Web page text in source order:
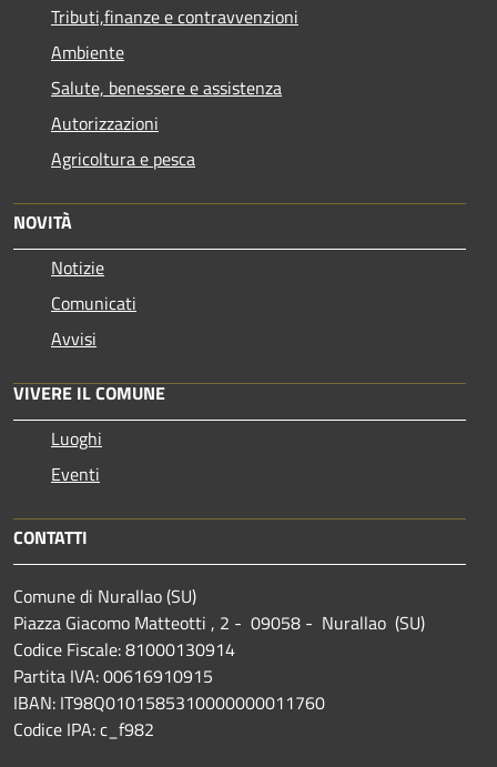
Tributi,finanze e contravvenzioni
Ambiente
Salute, benessere e assistenza
Autorizzazioni
Agricoltura e pesca
NOVITÀ
Notizie
Comunicati
Avvisi
VIVERE IL COMUNE
Luoghi
Eventi
CONTATTI
Comune di Nurallao (SU)
Piazza Giacomo Matteotti , 2 - 09058 - Nurallao (SU)
Codice Fiscale: 81000130914
Partita IVA: 00616910915
IBAN: IT98Q0101585310000000011760
Codice IPA: c_f982